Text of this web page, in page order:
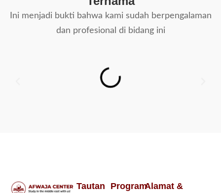
Ini menjadi bukti bahwa kami sudah berpengalaman
dan profesional di bidang ini
Tautan
ProgramAlamat &